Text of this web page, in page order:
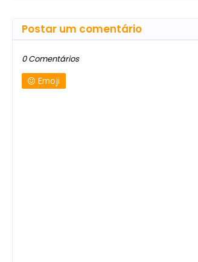
Postar um comentário
0 Comentários
Emoji